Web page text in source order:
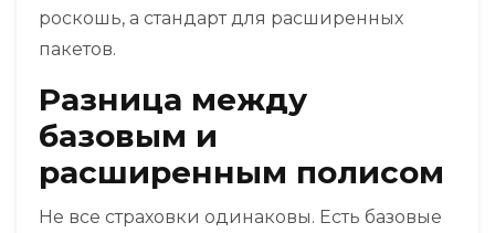
роскошь, а стандарт для расширенных
пакетов.
Разница между
базовым и
расширенным полисом
Не все страховки одинаковы. Есть базовые